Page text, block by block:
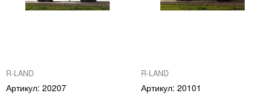
R-LAND
20207
R-LAND
20101